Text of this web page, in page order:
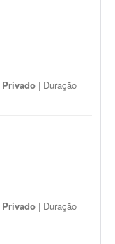
Privado | Duração
Privado | Duração